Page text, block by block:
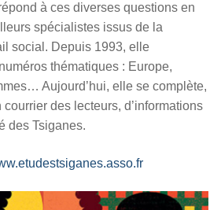
à ces diverses questions en
spécialistes issus de la
social. Depuis 1993, elle
thématiques : Europe,
Aujourd’hui, elle se complète,
courrier des lecteurs, d’informations
des Tsiganes.